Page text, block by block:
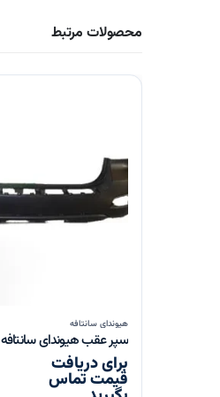
محصولات مرتبط
هیوندای سانتافه
سپر عقب هیوندای سانتافه
برای دریافت
قیمت تماس